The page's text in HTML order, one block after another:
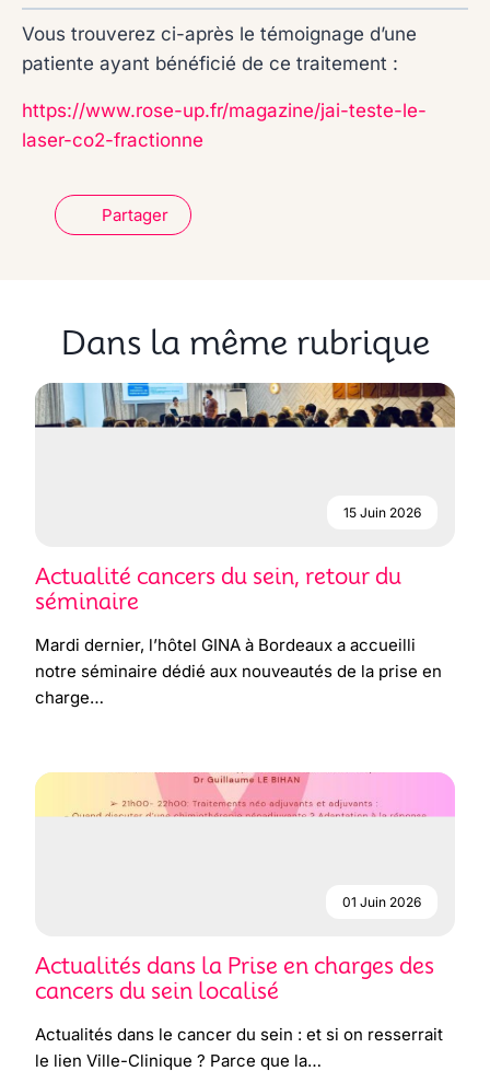
Vous trouverez ci-après le témoignage d’une
patiente ayant bénéficié de ce traitement :
https://www.rose-up.fr/magazine/jai-teste-le-
laser-co2-fractionne
Partager
Dans la même rubrique
15 Juin 2026
Actualité cancers du sein, retour du
séminaire
Mardi dernier, l’hôtel GINA à Bordeaux a accueilli
notre séminaire dédié aux nouveautés de la prise en
charge…
01 Juin 2026
Actualités dans la Prise en charges des
cancers du sein localisé
Actualités dans le cancer du sein : et si on resserrait
le lien Ville-Clinique ? Parce que la…